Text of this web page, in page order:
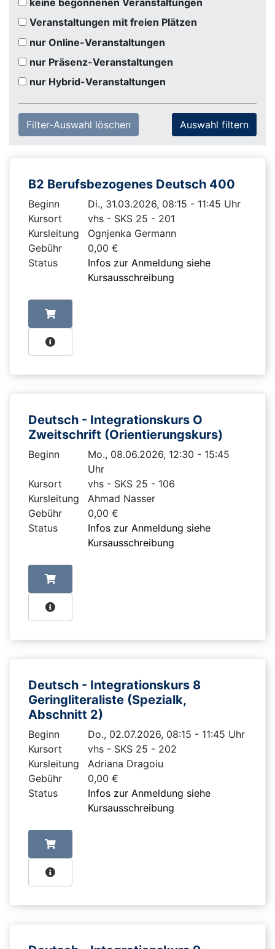
Veranstaltungen mit freien Plätzen
nur Online-Veranstaltungen
nur Präsenz-Veranstaltungen
nur Hybrid-Veranstaltungen
Filter-Auswahl löschen
B2 Berufsbezogenes Deutsch 400
Beginn
Di., 31.03.2026, 08:15 - 11:45 Uhr
Kursort
vhs - SKS 25 - 201
Kursleitung
Ognjenka Germann
Gebühr
0,00 €
Status
Infos zur Anmeldung siehe
Kursausschreibung
Deutsch - Integrationskurs O
Zweitschrift (Orientierungskurs)
Beginn
Mo., 08.06.2026, 12:30 - 15:45
Uhr
Kursort
vhs - SKS 25 - 106
Kursleitung
Ahmad Nasser
Gebühr
0,00 €
Status
Infos zur Anmeldung siehe
Kursausschreibung
Deutsch - Integrationskurs 8
Geringliteraliste (Spezialk,
Abschnitt 2)
Beginn
Do., 02.07.2026, 08:15 - 11:45 Uhr
Kursort
vhs - SKS 25 - 202
Kursleitung
Adriana Dragoiu
Gebühr
0,00 €
Status
Infos zur Anmeldung siehe
Kursausschreibung